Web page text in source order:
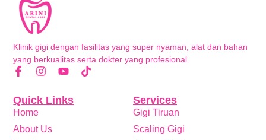
Klinik gigi dengan fasilitas yang super nyaman, alat dan bahan
yang berkualitas serta dokter yang profesional.
Services
Gigi Tiruan
Scaling Gigi
Quick Links
Home
About Us